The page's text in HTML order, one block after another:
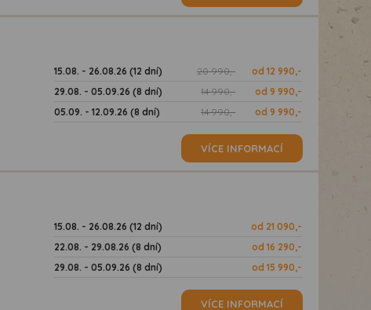
15.08. - 26.08.26 (12 dní) 20 990,-
od 12 990,-
29.08. - 05.09.26 (8 dní)
14 990,-
od 9 990,-
05.09. - 12.09.26 (8 dní)
14 990,- od 9 990,-
VÍCE INFORMACÍ
15.08. - 26.08.26 (12 dní)
od 21 090,-
22.08. - 29.08.26 (8 dní)
od 16 290,-
29.08. - 05.09.26 (8 dní)
od 15 990,-
VÍCE INFORMACÍ